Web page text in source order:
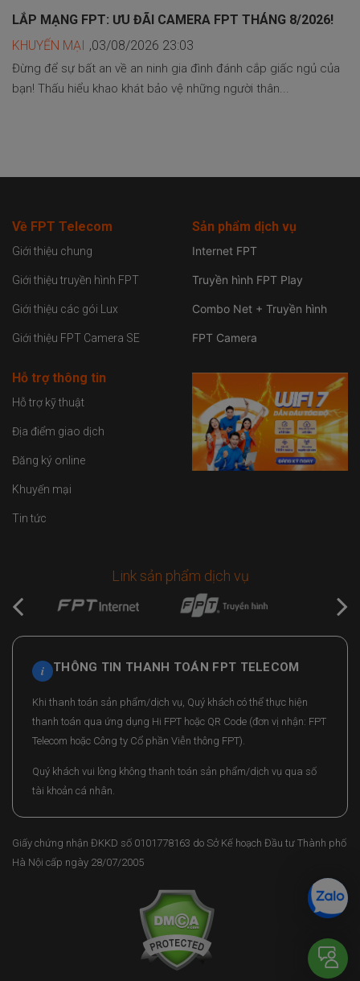
LẮP MẠNG FPT: ƯU ĐÃI CAMERA FPT THÁNG 8/2026!
KHUYẾN MẠI ,03/08/2026 23:03
Đừng để sự bất an về an ninh gia đình đánh cắp giấc ngủ của
bạn! Thấu hiểu khao khát bảo vệ những người thân...
Về FPT Telecom
Giới thiệu chung
Giới thiệu truyền hình FPT
Giới thiệu các gói Lux
Giới thiệu FPT Camera SE
Sản phẩm dịch vụ
Internet FPT
Truyền hình FPT Play
Combo Net + Truyền hình
FPT Camera
Hỗ trợ thông tin
Hỗ trợ kỹ thuật
Địa điểm giao dịch
Đăng ký online
Khuyến mại
Tin tức
Link sản phẩm dịch vụ
i THÔNG TIN THANH TOÁN FPT TELECOM
Khi thanh toán sản phẩm/dịch vụ, Quý khách có thể thực hiện
thanh toán qua ứng dụng Hi FPT hoặc QR Code (đơn vị nhận: FPT
Telecom hoặc Công ty Cổ phần Viễn thông FPT).
Quý khách vui lòng không thanh toán sản phẩm/dịch vụ qua số
tài khoản cá nhân.
Giấy chứng nhận ĐKKD số 0101778163 do Sở Kế hoạch Đầu tư Thành phố
Hà Nội cấp ngày 28/07/2005